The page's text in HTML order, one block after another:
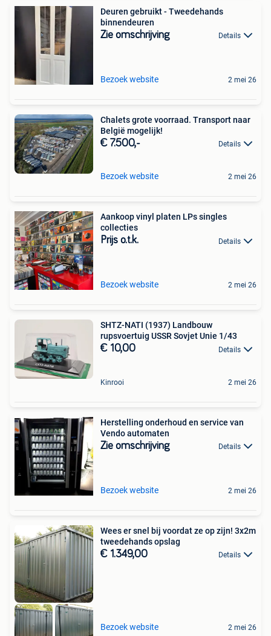
Deuren gebruikt - Tweedehands
binnendeuren
Zie omschrijving Details
Bezoek website 2 mei 26
Chalets grote voorraad. Transport naar
België mogelijk!
€ 7.500,- Details
Bezoek website 2 mei 26
Aankoop vinyl platen LPs singles
collecties
Prijs o.t.k. Details
Bezoek website 2 mei 26
SHTZ-NATI (1937) Landbouw
rupsvoertuig USSR Sovjet Unie 1/43
€ 10,00 Details
Kinrooi 2 mei 26
Herstelling onderhoud en service van
Vendo automaten
Zie omschrijving Details
Bezoek website 2 mei 26
Wees er snel bij voordat ze op zijn! 3x2m
tweedehands opslag
€ 1.349,00 Details
Bezoek website 2 mei 26